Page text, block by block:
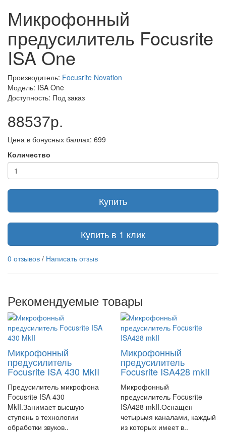
Микрофонный
предусилитель Focusrite
ISA One
Производитель: Focusrite Novation
Модель: ISA One
Доступность: Под заказ
88537р.
Цена в бонусных баллах: 699
Количество
Купить
Купить в 1 клик
0 отзывов / Написать отзыв
Рекомендуемые товары
Микрофонный
предусилитель
Focusrite ISA 430 MkII
Предусилитель микрофона
Focusrite ISA 430
MkII.Занимает высшую
ступень в технологии
обработки звуков..
Микрофонный
предусилитель
Focusrite ISA428 mkII
Микрофонный
предусилитель Focusrite
ISA428 mkII.Оснащен
четырьмя каналами, каждый
из которых имеет в..